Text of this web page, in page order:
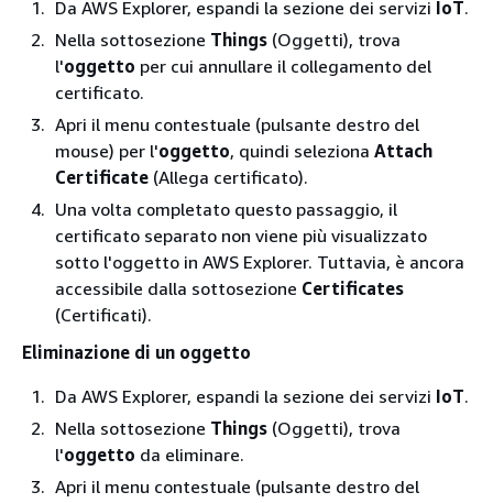
Da AWS Explorer, espandi la sezione dei servizi IoT.
Nella sottosezione Things (Oggetti), trova
l'oggetto per cui annullare il collegamento del
certificato.
Apri il menu contestuale (pulsante destro del
mouse) per l'oggetto, quindi seleziona Attach
Certificate (Allega certificato).
Una volta completato questo passaggio, il
certificato separato non viene più visualizzato
sotto l'oggetto in AWS Explorer. Tuttavia, è ancora
accessibile dalla sottosezione Certificates
(Certificati).
Eliminazione di un oggetto
Da AWS Explorer, espandi la sezione dei servizi IoT.
Nella sottosezione Things (Oggetti), trova
l'oggetto da eliminare.
Apri il menu contestuale (pulsante destro del